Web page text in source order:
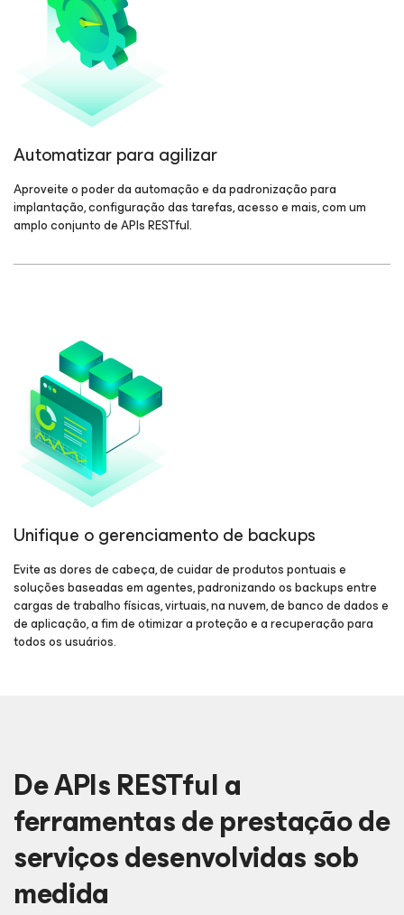
Automatizar para agilizar
Aproveite o poder da automação e da padronização para
implantação, configuração das tarefas, acesso e mais, com um
amplo conjunto de APIs RESTful.
Unifique o gerenciamento de backups
Evite as dores de cabeça, de cuidar de produtos pontuais e
soluções baseadas em agentes, padronizando os backups entre
cargas de trabalho físicas, virtuais, na nuvem, de banco de dados e
de aplicação, a fim de otimizar a proteção e a recuperação para
todos os usuários.
De APIs RESTful a
ferramentas de prestação de
serviços desenvolvidas sob
medida